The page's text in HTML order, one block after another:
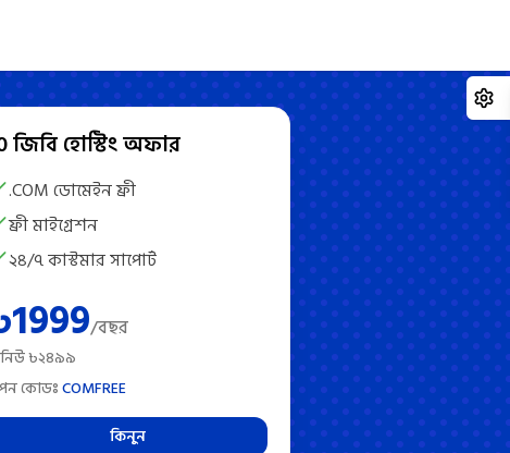
জিবি হোস্টিং অফার
.COM ডোমেইন ফ্রী
ফ্রী মাইগ্রেশন
২৪/৭ কাস্টমার সাপোর্ট
/বছর
৳২৪৯৯
কোডঃCOMFREE
কিনুন